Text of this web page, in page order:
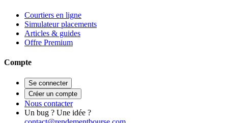
Courtiers en ligne
Simulateur placements
Articles & guides
Offre Premium
Compte
Se connecter
Créer un compte
Nous contacter
Un bug ? Une idée ?